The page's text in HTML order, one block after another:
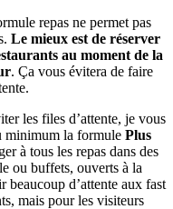
repas ne permet pas
Le mieux est de réserver
au moment de la
. Ça vous évitera de faire
les files d’attente, je vous
minimum la formule Plus
à tous les repas dans des
ou buffets, ouverts à la
d’attente aux fast
mais pour les visiteurs